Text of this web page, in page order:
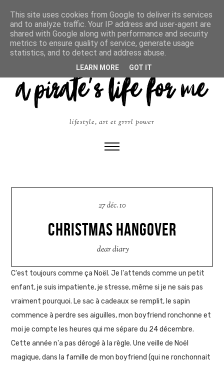
lifestyle, art et grrrl power
27 déc. 10
CHRISTMAS HANGOVER
dear diary
C'est toujours comme ça Noël. Je l'attends comme un petit
enfant, je suis impatiente, je stresse, même si je ne sais pas
vraiment pourquoi. Le sac à cadeaux se remplit, le sapin
commence à perdre ses aiguilles, mon boyfriend ronchonne et
moi je compte les heures qui me sépare du 24 décembre.
Cette année n'a pas dérogé à la règle. Une veille de Noël
magique, dans la famille de mon boyfriend (qui ne ronchonnait
This site uses cookies from Google to deliver its services
and to analyze traffic. Your IP address and user-agent are
shared with Google along with performance and security
metrics to ensure quality of service, generate usage
statistics, and to detect and address abuse.
LEARN MORE GOT IT